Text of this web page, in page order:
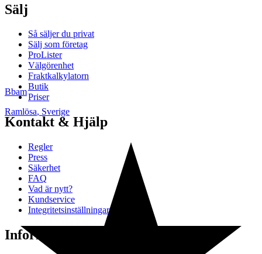
Bbam
Ramlösa, Sverige
Sälj
Så säljer du privat
Sälj som företag
ProLister
Välgörenhet
Fraktkalkylatorn
Butik
Priser
Kontakt & Hjälp
Regler
Press
Säkerhet
FAQ
Vad är nytt?
Kundservice
Integritetsinställningar
Information